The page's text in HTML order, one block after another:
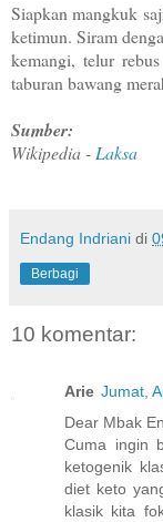
Siapkan mangkuk
ketimun. Siram
kemangi, telur
taburan bawang
Sumber:
Wikipedia -Laksa
Endang Indriani di
Berbagi
10 komentar:
Arie Jumat,
Dear Mbak
Cuma ingin
ketogenik
diet keto
klasik kita